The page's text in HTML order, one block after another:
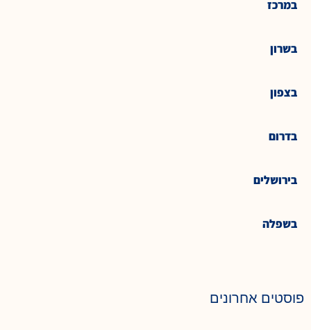
במרכז
בשרון
בצפון
בדרום
בירושלים
בשפלה
פוסטים אחרונים